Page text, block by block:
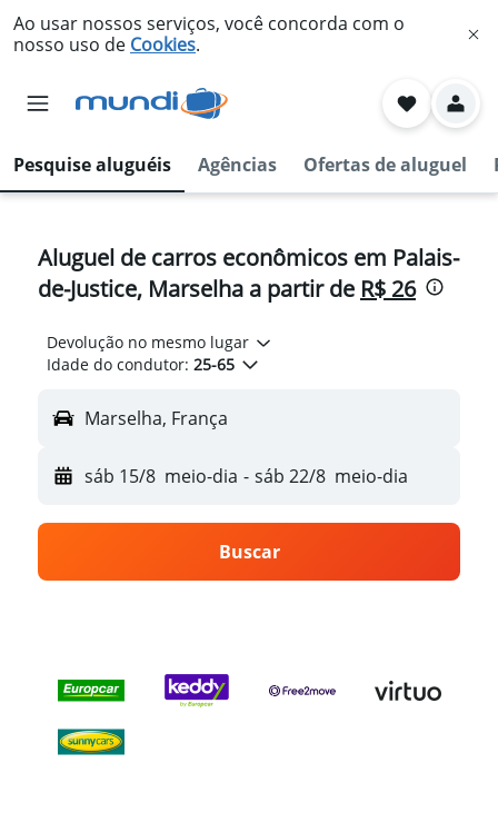
Ao usar nossos serviços, você concorda com o
nosso uso de Cookies.
Pesquise aluguéis Agências Ofertas de aluguel
Aluguel de carros econômicos em Palais-
de-Justice, Marselha a partir de R$ 26
Devolução no mesmo lugar
Idade do condutor: 25-65
Marselha, França
sáb 15/8 meio-dia - sáb 22/8 meio-dia
Buscar